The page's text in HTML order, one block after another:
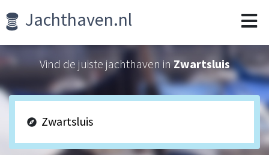
Jachthaven.nl
Vind de juiste jachthaven inZwartsluis